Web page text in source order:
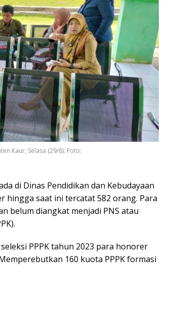
Kaur, Selasa (29/8). Foto:
di Dinas Pendidikan dan Kebudayaan
hingga saat ini tercatat 582 orang. Para
belum diangkat menjadi PNS atau
PPPK tahun 2023 para honorer
160 kuota PPPK formasi